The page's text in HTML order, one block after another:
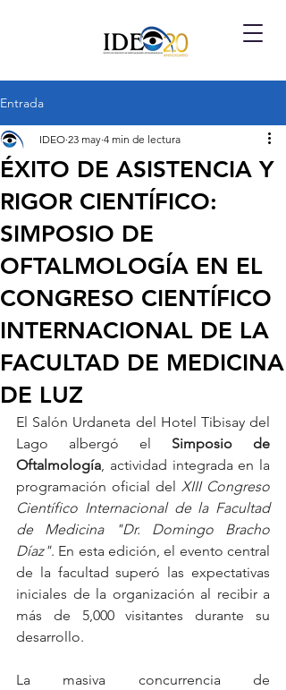
Entrada
ÉXITO DE ASISTENCIA Y
RIGOR CIENTÍFICO:
SIMPOSIO DE
OFTALMOLOGÍA EN EL
CONGRESO CIENTÍFICO
INTERNACIONAL DE LA
FACULTAD DE MEDICINA
DE LUZ
IDEO 23 may 4 min de lectura
El Salón Urdaneta del Hotel Tibisay del
Lago albergó el Simposio de
Oftalmología, actividad integrada en la
programación oficial del XIII Congreso
Científico Internacional de la Facultad
de Medicina "Dr. Domingo Bracho
Díaz". En esta edición, el evento central
de la facultad superó las expectativas
iniciales de la organización al recibir a
más de 5,000 visitantes durante su
desarrollo.
La masiva concurrencia de